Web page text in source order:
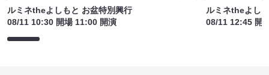
ルミネtheよしもと お盆特別興行
08/11 10:30 開場 11:00 開演
ルミネtheよし
08/11 12:45 開